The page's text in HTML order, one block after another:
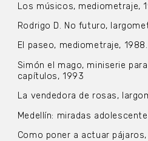
Los músicos, mediometraje,
Rodrigo D. No futuro,
El paseo, mediometraje, 1988.
Simón el mago, miniserie
capítulos, 1993
La vendedora de rosas,
Medellín: miradas
Como poner a actuar